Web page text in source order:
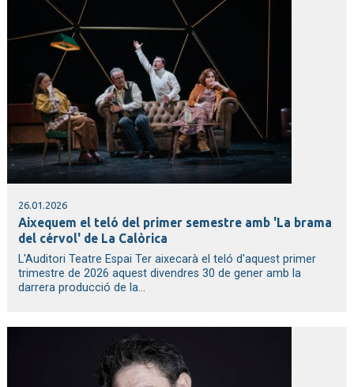
26.01.2026
Aixequem el teló del primer semestre amb 'La brama
del cérvol' de La Calòrica
L'Auditori Teatre Espai Ter aixecarà el teló d'aquest primer
trimestre de 2026 aquest divendres 30 de gener amb la
darrera producció de la...